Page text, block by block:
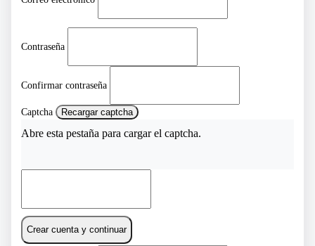
Contraseña
Confirmar contraseña
Captcha Recargar captcha
Abre esta pestaña para cargar el captcha.
Crear cuenta y continuar